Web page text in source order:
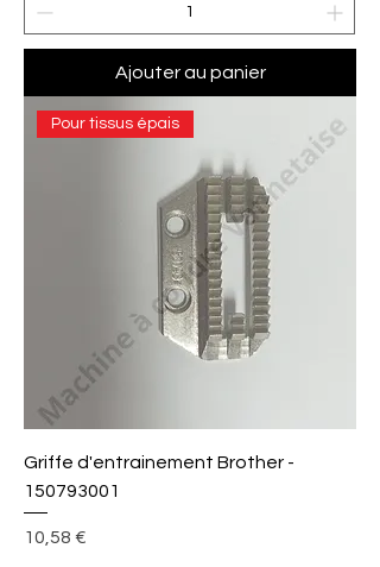
Ajouter au panier
Pour tissus épais
Griffe d'entrainement Brother -
150793001
Prix
10,58 €